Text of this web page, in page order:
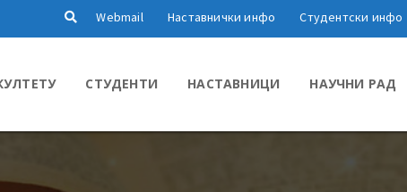
Webmail Наставнички инфо Студентски инфо
СТУДЕНТИ НАСТАВНИЦИ НАУЧНИ РАД